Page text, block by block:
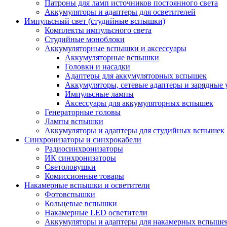
Патроны для ламп источников постоянного света
Аккумуляторы и адаптеры для осветителей
Импульсный свет (студийные вспышки)
Комплекты импульсного света
Студийные моноблоки
Аккумуляторные вспышки и аксессуары
Аккумуляторные вспышки
Головки и насадки
Адаптеры для аккумуляторных вспышек
Аккумуляторы, сетевые адаптеры и зарядные
Импульсные лампы
Аксессуары для аккумуляторных вспышек
Генераторные головы
Лампы вспышки
Аккумуляторы и адаптеры для студийных вспышек
Синхронизаторы и синхрокабели
Радиосинхронизаторы
ИК синхронизаторы
Светоловушки
Комиссионные товары
Накамерные вспышки и осветители
Фотовспышки
Кольцевые вспышки
Накамерные LED осветители
Аккумуляторы и адаптеры для накамерных